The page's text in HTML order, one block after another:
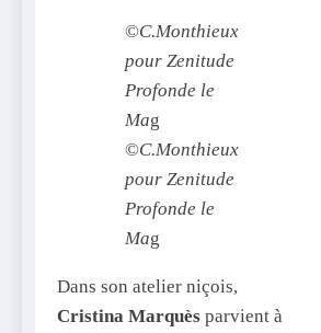
©C.Monthieux
pour Zenitude
Profonde le
Mag
©C.Monthieux
pour Zenitude
Profonde le
Mag
Dans son atelier niçois,
Cristina Marquès parvient à